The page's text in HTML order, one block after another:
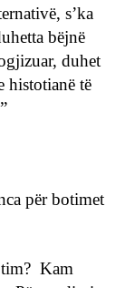
s’ka
bëjnë
duhet
histotianë të
për botimet
Kam